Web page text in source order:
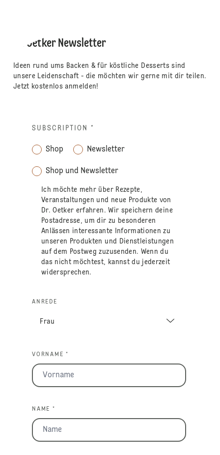
Dr. Oetker Newsletter
Ideen rund ums Backen & für köstliche Desserts sind
unsere Leidenschaft - die möchten wir gerne mit dir teilen.
Jetzt kostenlos anmelden!
SUBSCRIPTION *
Shop Newsletter
Shop und Newsletter
Ich möchte mehr über Rezepte,
Veranstaltungen und neue Produkte von
Dr. Oetker erfahren. Wir speichern deine
Postadresse, um dir zu besonderen
Anlässen interessante Informationen zu
unseren Produkten und Dienstleistungen
auf dem Postweg zuzusenden. Wenn du
das nicht möchtest, kannst du jederzeit
widersprechen.
ANREDE
VORNAME *
NAME *